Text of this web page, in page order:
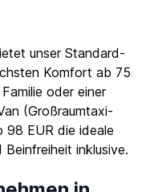
unser Standard-
Komfort ab 75
oder einer
(Großraumtaxi-
98 EUR die ideale
inklusive.